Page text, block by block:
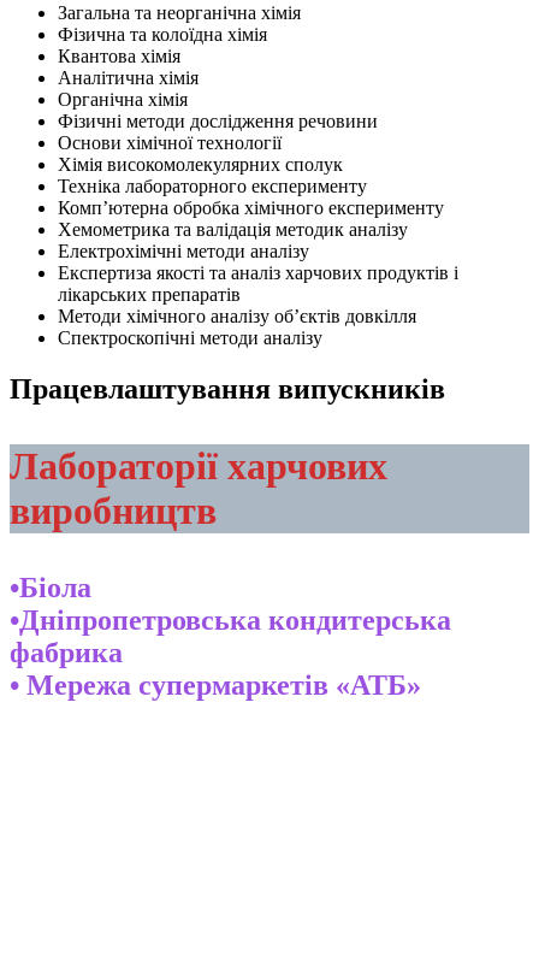
Загальна та неорганічна хімія
Фізична та колоїдна хімія
Квантова хімія
Аналітична хімія
Органічна хімія
Фізичні методи дослідження речовини
Основи хімічної технології
Хімія високомолекулярних сполук
Техніка лабораторного експерименту
Комп’ютерна обробка хімічного експерименту
Хемометрика та валідація методик аналізу
Електрохімічні методи аналізу
Експертиза якості та аналіз харчових продуктів і
лікарських препаратів
Методи хімічного аналізу об’єктів довкілля
Спектроскопічні методи аналізу
Працевлаштування випускників
Лабораторії харчових
виробництв
•Біола
•Дніпропетровська кондитерська
фабрика
• Мережа супермаркетів «АТБ»